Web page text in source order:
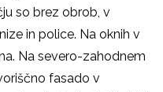
so brez obrob, v
in police. Na oknih v
Na severo-zahodnem
fasado v